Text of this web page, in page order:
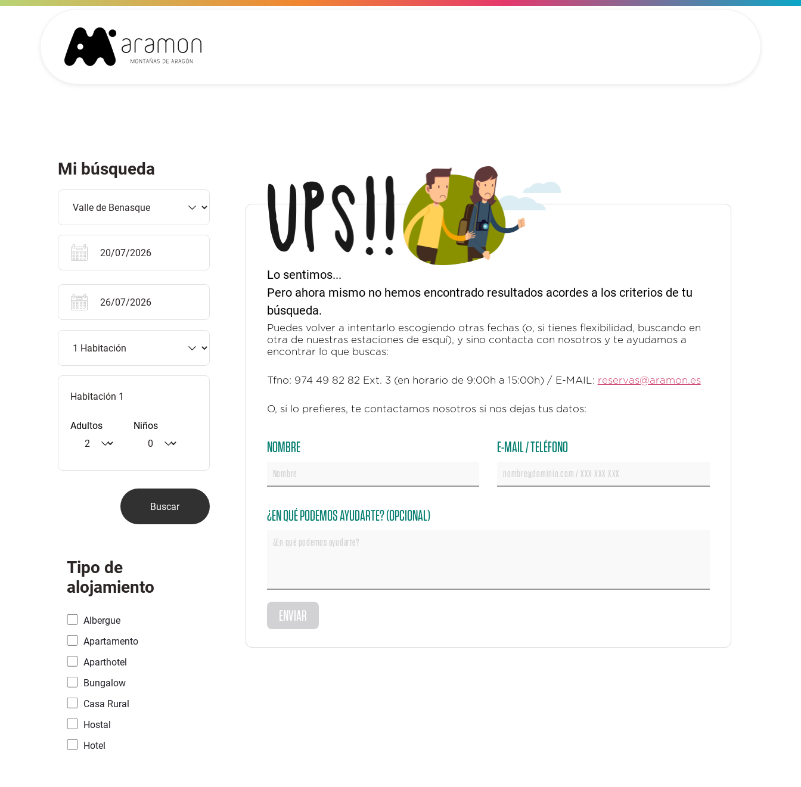
Mi búsqueda
Habitación 1
Adultos Niños
Tipo de
alojamiento
Albergue
Apartamento
Aparthotel
Bungalow
Casa Rural
Hostal
Hotel
Lo sentimos...
Pero ahora mismo no hemos encontrado resultados acordes a los criterios de tu
búsqueda.
Puedes volver a intentarlo escogiendo otras fechas (o, si tienes flexibilidad, buscando en
otra de nuestras estaciones de esquí), y sino contacta con nosotros y te ayudamos a
encontrar lo que buscas:
Tfno: 974 49 82 82 Ext. 3 (en horario de 9:00h a 15:00h) / E-MAIL: reservas@aramon.es
O, si lo prefieres, te contactamos nosotros si nos dejas tus datos:
NOMBRE E-MAIL / TELÉFONO
¿EN QUÉ PODEMOS AYUDARTE? (OPCIONAL)